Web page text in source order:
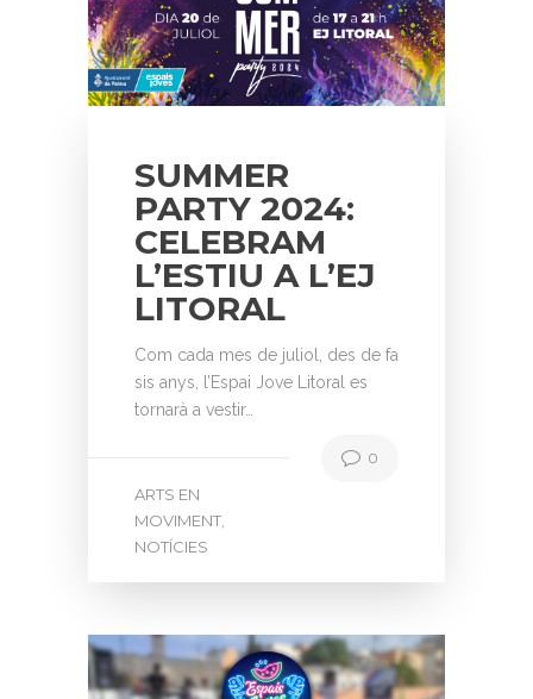
SUMMER
PARTY 2024:
CELEBRAM
L’ESTIU A L’EJ
LITORAL
Com cada mes de juliol, des de fa
sis anys, l’Espai Jove Litoral es
tornarà a vestir…
ARTS EN
MOVIMENT
NOTÍCIES
0